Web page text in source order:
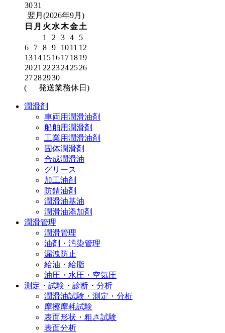
3031
翌月(2026年9月)
日 月 火 水木金土
1
2 3 4
5
6
7 8 9 1011 12
13141516171819
2021 22 23242526
27282930
(
発送業務休日)
潤滑剤
車両用潤滑油剤
船舶用潤滑剤
工業用潤滑油剤
固体潤滑剤
合成潤滑油
グリース
加工油剤
防錆油剤
潤滑油基油
潤滑油添加剤
潤滑管理
潤滑管理
油剤・汚染管理
漏洩防止
給油・給脂
油圧・水圧・空気圧
測定・試験・診断・分析
潤滑油試験・測定・分析
摩擦摩耗試験
表面形状・粗さ試験
表面分析